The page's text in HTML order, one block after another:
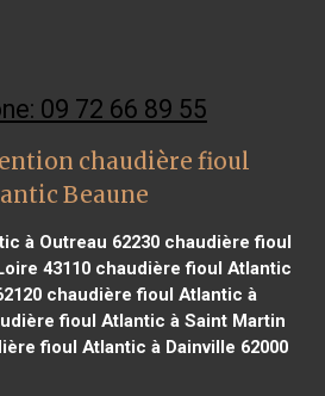
09 72 66 89 55
chaudière fioul
Beaune
à Outreau 62230 chaudière fioul
43110 chaudière fioul Atlantic
chaudière fioul Atlantic à
fioul Atlantic à Saint Martin
fioul Atlantic à Dainville 62000